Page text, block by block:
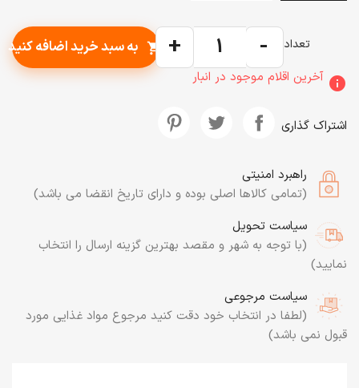
تعداد -
+
shopping_cart به سبد خرید اضافه کنید
info آخرین اقلام موجود در انبار
اشتراک گذاری
راهبرد امنیتی
(تمامی کالاها اصلی بوده و دارای تاریخ انقضا می باشد)
سیاست تحویل
(با توجه به شهر و مقصد بهترین گزینه ارسال را انتخاب
نمایید)
سیاست مرجوعی
(لطفا در انتخاب خود دقت کنید مرجوع مواد غذایی مورد
قبول نمی باشد)